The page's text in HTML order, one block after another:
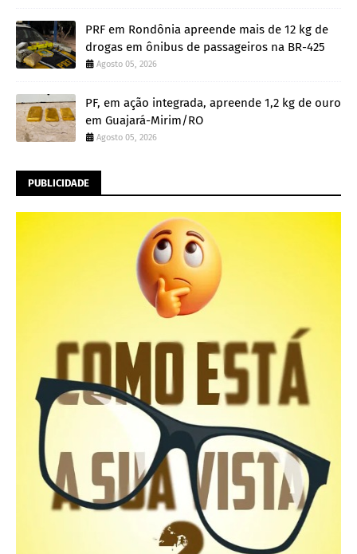
PRF em Rondônia apreende mais de 12 kg de
drogas em ônibus de passageiros na BR-425
Agosto 05, 2026
PF, em ação integrada, apreende 1,2 kg de ouro
em Guajará-Mirim/RO
Agosto 05, 2026
PUBLICIDADE